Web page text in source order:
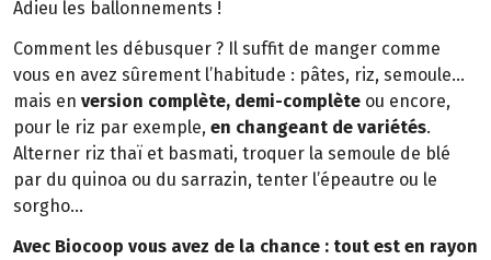
Adieu les ballonnements !
Comment les débusquer ? Il suffit de manger comme
vous en avez sûrement l’habitude : pâtes, riz, semoule…
mais en version complète, demi-complète ou encore,
pour le riz par exemple, en changeant de variétés.
Alterner riz thaï et basmati, troquer la semoule de blé
par du quinoa ou du sarrazin, tenter l’épeautre ou le
sorgho…
Avec Biocoop vous avez de la chance : tout est en rayon